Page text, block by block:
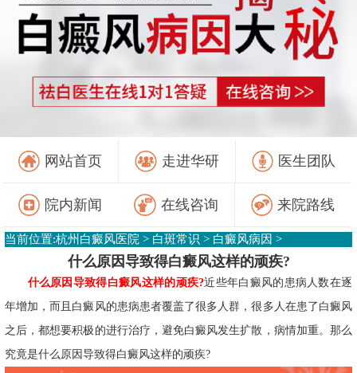
网站首页 走进华研 医生团队
院内新闻 在线咨询 来院路线
当前位置:杭州白癜风医院 > 白斑常识 > 白癜风病因 >
什么原因导致得白癜风这样的顽疾?
什么原因导致得白癜风这样的顽疾?近些年白癜风的患病人数在逐
年增加，而且白癜风的患病患者覆盖了很多人群，很多人在患了白癜风
之后，都想要积极的进行治疗，避免白癜风发生扩散，病情加重。那么
究竟是什么原因导致得白癜风这样的顽疾?